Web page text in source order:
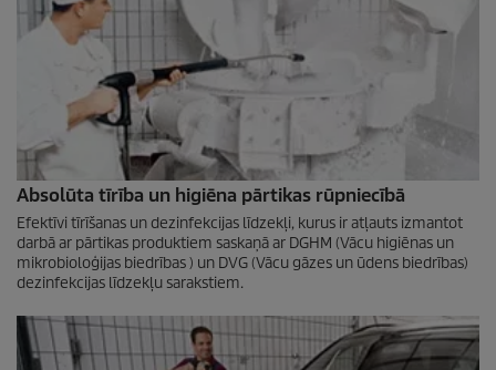
Absolūta tīrība un higiēna pārtikas rūpniecībā
Efektīvi tīrīšanas un dezinfekcijas līdzekļi, kurus ir atļauts izmantot
darbā ar pārtikas produktiem saskaņā ar DGHM (Vācu higiēnas un
mikrobioloģijas biedrības ) un DVG (Vācu gāzes un ūdens biedrības)
dezinfekcijas līdzekļu sarakstiem.